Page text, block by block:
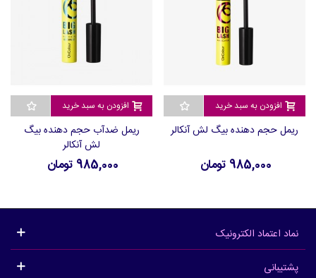
افزودن به سبد خرید
ریمل حجم دهنده بیگ لش آنکالر
985,000 تومان
افزودن به سبد خرید
ریمل ضدآب حجم دهنده بیگ
لش آنکالر
985,000 تومان
نماد اعتماد الکترونیک
پشتیبانی